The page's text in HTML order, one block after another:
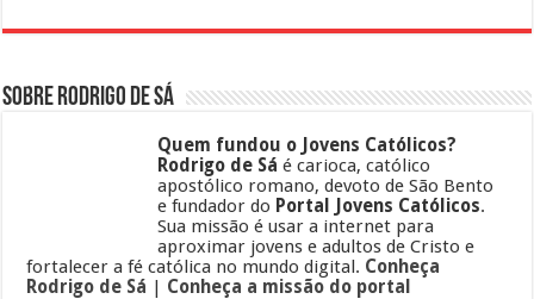
Sobre Rodrigo de Sá
Quem fundou o Jovens Católicos?
Rodrigo de Sá é carioca, católico
apostólico romano, devoto de São Bento
e fundador do Portal Jovens Católicos.
Sua missão é usar a internet para
aproximar jovens e adultos de Cristo e
fortalecer a fé católica no mundo digital. Conheça
Rodrigo de Sá | Conheça a missão do portal